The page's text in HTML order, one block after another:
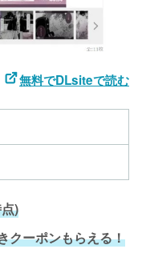
無料でDLsiteで読む
)
クーポンもらえる！